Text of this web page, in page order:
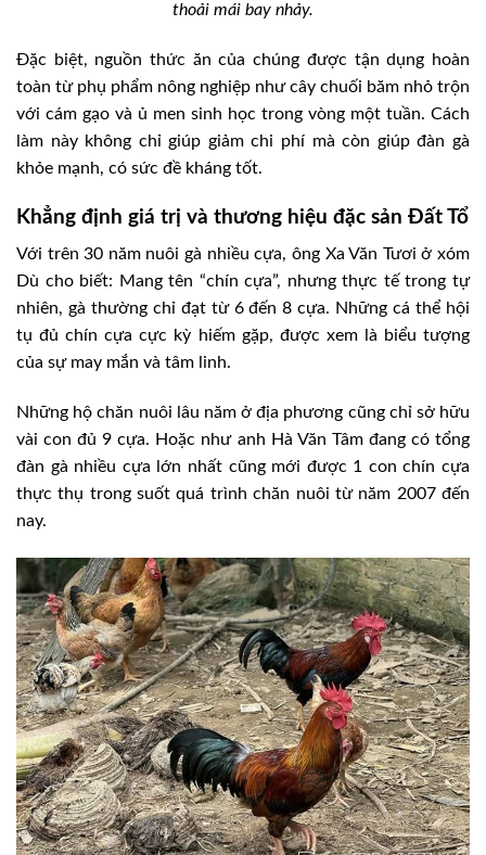
thoải mái bay nhảy.
Đặc biệt, nguồn thức ăn của chúng được tận dụng hoàn
toàn từ phụ phẩm nông nghiệp như cây chuối băm nhỏ trộn
với cám gạo và ủ men sinh học trong vòng một tuần. Cách
làm này không chỉ giúp giảm chi phí mà còn giúp đàn gà
khỏe mạnh, có sức đề kháng tốt.
Khẳng định giá trị và thương hiệu đặc sản Đất Tổ
Với trên 30 năm nuôi gà nhiều cựa, ông Xa Văn Tươi ở xóm
Dù cho biết: Mang tên “chín cựa”, nhưng thực tế trong tự
nhiên, gà thường chỉ đạt từ 6 đến 8 cựa. Những cá thể hội
tụ đủ chín cựa cực kỳ hiếm gặp, được xem là biểu tượng
của sự may mắn và tâm linh.
Những hộ chăn nuôi lâu năm ở địa phương cũng chỉ sở hữu
vài con đủ 9 cựa. Hoặc như anh Hà Văn Tâm đang có tổng
đàn gà nhiều cựa lớn nhất cũng mới được 1 con chín cựa
thực thụ trong suốt quá trình chăn nuôi từ năm 2007 đến
nay.